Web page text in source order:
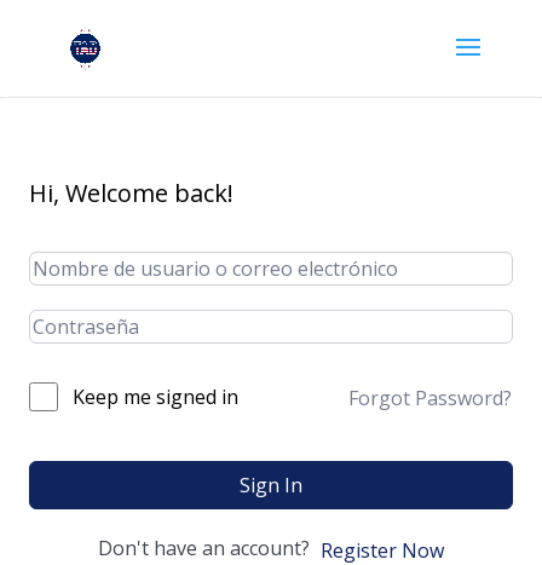
Hi, Welcome back!
Keep me signed in Forgot Password?
Sign In
Don't have an account? Register Now